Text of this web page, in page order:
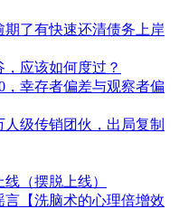
了有快速还清债务上岸
应该如何度过？
，幸存者偏差与观察者偏
级传销团伙，出局复制
（摆脱上线）
【洗脑术的心理倍增效